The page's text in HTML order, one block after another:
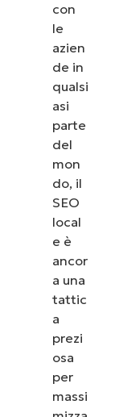
con
le
azien
de in
qualsi
asi
parte
del
mon
do, il
SEO
local
e è
ancor
a una
tattic
a
prezi
osa
per
massi